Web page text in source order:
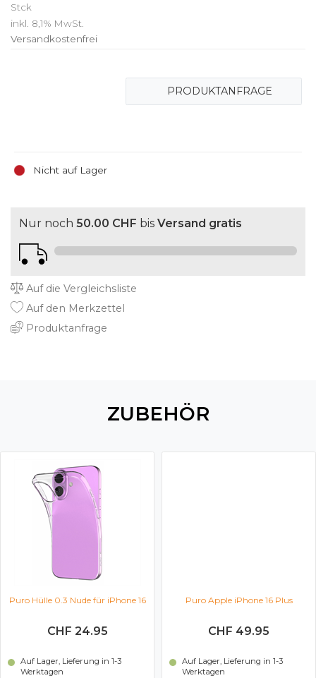
Stck
inkl. 8,1% MwSt.
Versandkostenfrei
Nicht auf Lager
PRODUKTANFRAGE
Nur noch 50.00 CHF bis Versand gratis
Auf die Vergleichsliste
Auf den Merkzettel
Produktanfrage
ZUBEHÖR
Puro Hülle 0.3 Nude für iPhone 16
CHF 24.95
Auf Lager, Lieferung in 1-3
Werktagen
Puro Apple iPhone 16 Plus
CHF 49.95
Auf Lager, Lieferung in 1-3
Werktagen